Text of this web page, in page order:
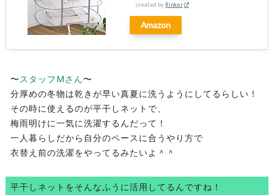
created by Rinker
Amazon
〜 スタッフMさん〜
分厚めの冬物は乾きが早い真夏に洗うようにしてるらしい！
その時に使えるのが平干しネットで、
梅雨明けに一気に洗濯するんだって！
一人暮らしだから自分のペースに合うやり方で
衣替え前の洗濯をやってるみたいよ＾＾
平干しネットをそんなふうに活用してるんですね！